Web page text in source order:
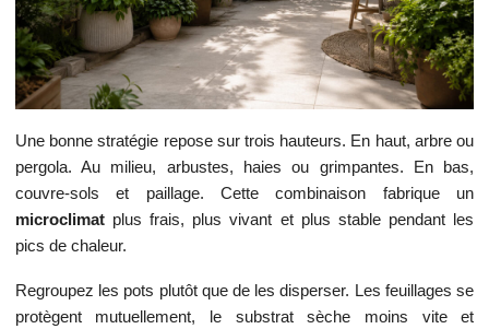
Une bonne stratégie repose sur trois hauteurs. En haut, arbre ou
pergola. Au milieu, arbustes, haies ou grimpantes. En bas,
couvre-sols et paillage. Cette combinaison fabrique un
microclimatplus frais, plus vivant et plus stable pendant les
pics de chaleur.
Regroupez les pots plutôt que de les disperser. Les feuillages se
protègent mutuellement, le substrat sèche moins vite et